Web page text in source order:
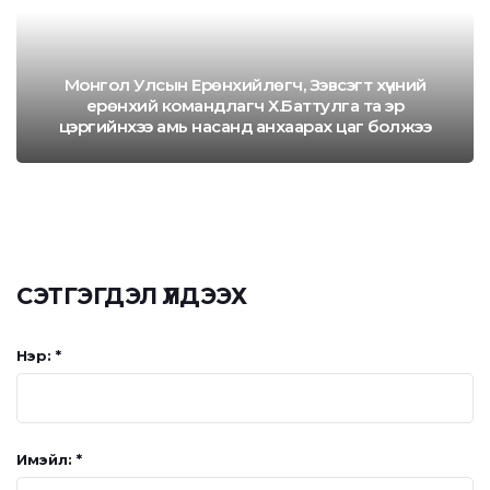
Монгол Улсын Ерөнхийлөгч, Зэвсэгт хүчний
ерөнхий командлагч Х.Баттулга та эр
цэргийнхээ амь насанд анхаарах цаг болжээ
СЭТГЭГДЭЛ ҮЛДЭЭХ
Нэр: *
Имэйл: *